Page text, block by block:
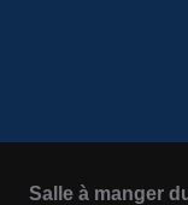
Salle à manger